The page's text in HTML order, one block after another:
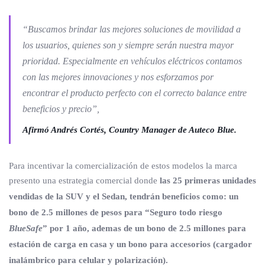
“Buscamos brindar las mejores soluciones de movilidad a
los usuarios, quienes son y siempre serán nuestra mayor
prioridad. Especialmente en vehículos eléctricos contamos
con las mejores innovaciones y nos esforzamos por
encontrar el producto perfecto con el correcto balance entre
beneficios y precio”,
Afirmó Andrés Cortés, Country Manager de Auteco Blue.
Para incentivar la comercialización de estos modelos la marca
presento una estrategia comercial donde las 25 primeras unidades
vendidas de la SUV y el Sedan, tendrán beneficios como: un
bono de 2.5 millones de pesos para “Seguro todo riesgo
BlueSafe” por 1 año, ademas de un bono de 2.5 millones para
estación de carga en casa y un bono para accesorios (cargador
inalámbrico para celular y polarización).